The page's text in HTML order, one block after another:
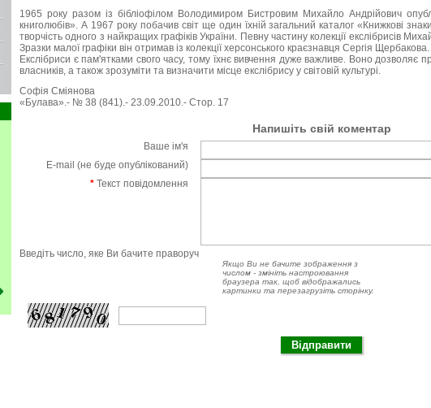
1965 року разом із бібліофілом Володимиром Бистровим Михайло Андрійович
книголюбів». А 1967 року побачив світ ще один їхній загальний каталог «Книжкові
творчість одного з найкращих графіків України. Певну частину колекції екслібрисів
Зразки малої графіки він отримав із колекції херсонського краєзнавця Сергія Щербакова.
Екслібриси є пам'ятками свого часу, тому їхнє вивчення дуже важливе. Воно дозволяє
власників, а також зрозуміти та визначити місце екслібрису у світовій культурі.
Софія Сміянова
«Булава».- № 38 (841).- 23.09.2010.- Стор. 17
Напишіть свій коментар
Ваше ім'я
E-mail (не буде опублікований)
* Текст повідомлення
Введіть число, яке Ви бачите праворуч
Якщо Ви не бачите зображення з
числом - змініть настроювання
браузера так, щоб відображались
картинки та перезагрузіть сторінку.